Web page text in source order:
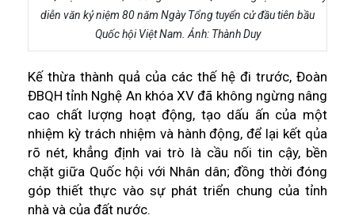
diễn văn kỷ niệm 80 năm Ngày Tổng tuyển cử đầu tiên bầu
Quốc hội Việt Nam. Ảnh: Thành Duy
Kế thừa thành quả của các thế hệ đi trước, Đoàn
ĐBQH tỉnh Nghệ An khóa XV đã không ngừng nâng
cao chất lượng hoạt động, tạo dấu ấn của một
nhiệm kỳ trách nhiệm và hành động, để lại kết qủa
rõ nét, khẳng định vai trò là cầu nối tin cậy, bền
chặt giữa Quốc hội với Nhân dân; đồng thời đóng
góp thiết thực vào sự phát triển chung của tỉnh
nhà và của đất nước.